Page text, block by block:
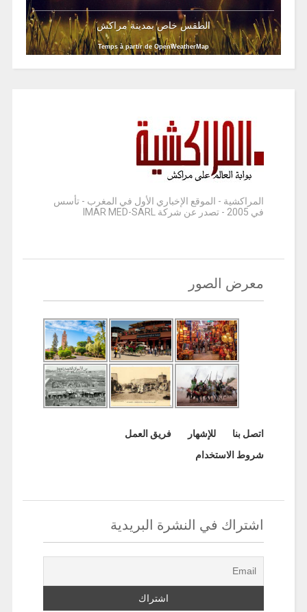
الطقس خاص بمدينة مراكش
Temps à partir de OpenWeatherMap
المراكشية - الموقع الإخباري الأول في المغرب - تأسس
في 2005 - تصدر عن شركة IMAR MED-SARL
معرض الصور
اتصل بنا للإشهار
فريق العمل
شروط الاستخدام
اشتراك في النشرة البريدية